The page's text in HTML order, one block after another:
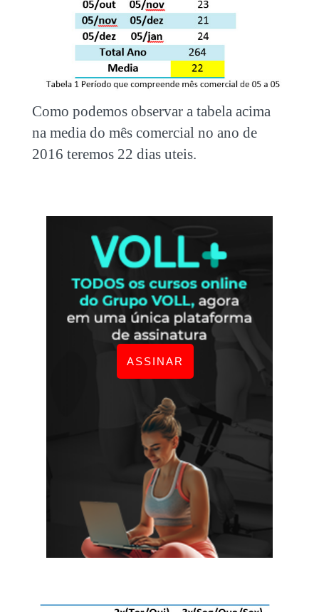
Como podemos observar a tabela acima
na media do mês comercial no ano de
2016 teremos 22 dias uteis.
ASSINAR